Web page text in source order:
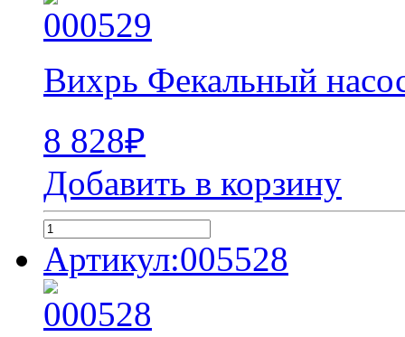
Вихрь Фекальный
8 828₽
Добавить в корзину
Артикул:005528